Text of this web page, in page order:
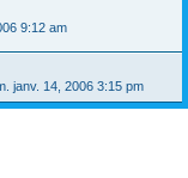
9:12 am
janv. 14, 2006 3:15 pm